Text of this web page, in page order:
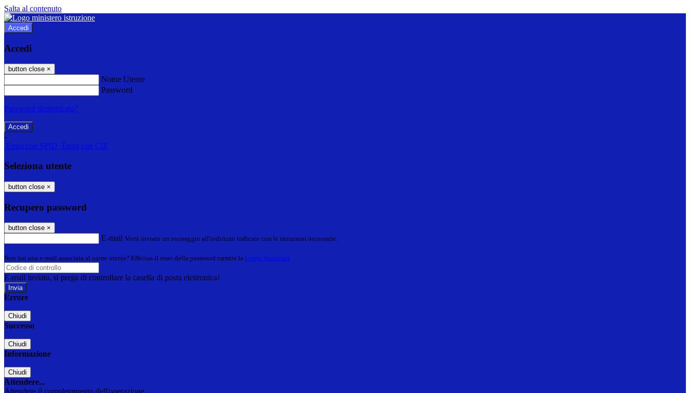
Salta al contenuto
Accedi
Accedi
button close ×
Nome Utente
Password
Password dimenticata?
-
Entra con SPID Entra con CIE
Seleziona utente
button close ×
Recupero password
button close ×
E-mail Verrà inviato un messaggio all'indirizzo indicato con le istruzioni necessarie.
Non hai una e-mail associata al nome utente? Effettua il reset della password tramite la Login Spaggiari
E-mail inviata, si prega di controllare la casella di posta elettronica!
Errore
Chiudi
Successo
Chiudi
Informazione
Chiudi
Attendere...